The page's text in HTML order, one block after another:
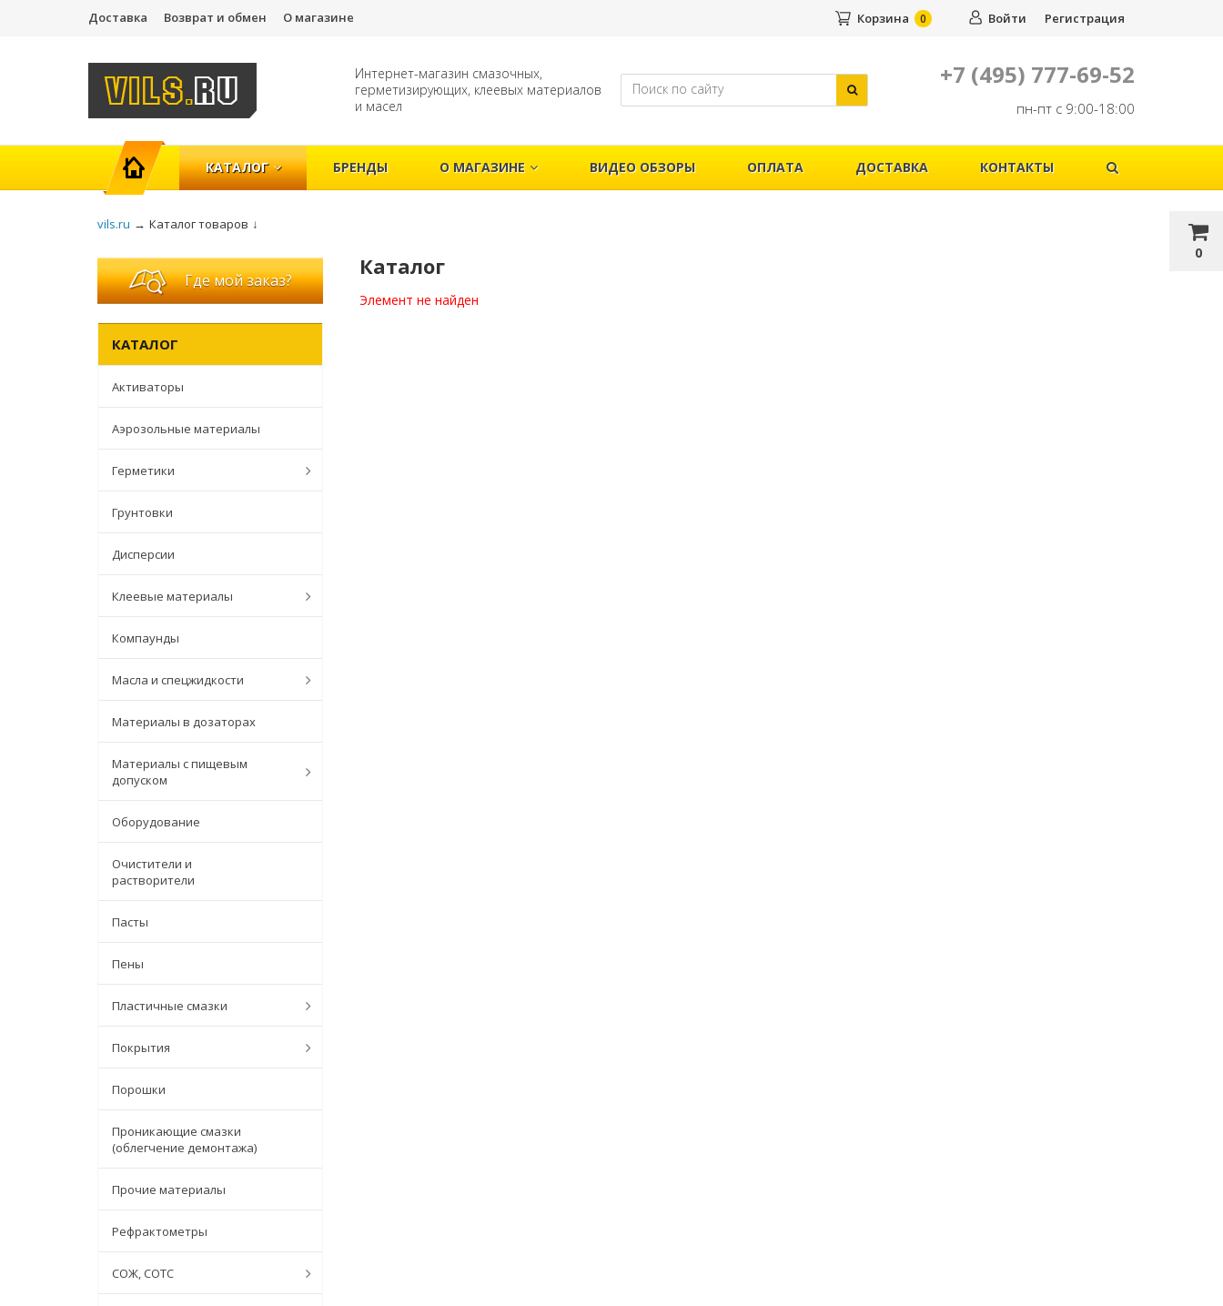
Доставка Возврат и обмен О магазине
0
Войти Регистрация
Корзина 0
Интернет-магазин смазочных,
герметизирующих, клеевых материалов
и масел
+7 (495) 777-69-52
пн-пт с 9:00-18:00
ГЛАВНАЯ
КАТАЛОГ БРЕНДЫ О МАГАЗИНЕ ВИДЕО ОБЗОРЫ ОПЛАТА ДОСТАВКА КОНТАКТЫ
vils.ru → Каталог товаров ↓
Где мой заказ?
КАТАЛОГ
Активаторы
Аэрозольные материалы
Герметики
Грунтовки
Дисперсии
Клеевые материалы
Компаунды
Масла и спецжидкости
Материалы в дозаторах
Материалы с пищевым
допуском
Оборудование
Очистители и
растворители
Пасты
Пены
Пластичные смазки
Покрытия
Порошки
Проникающие смазки
(облегчение демонтажа)
Прочие материалы
Рефрактометры
СОЖ, СОТС
Каталог
Элемент не найден